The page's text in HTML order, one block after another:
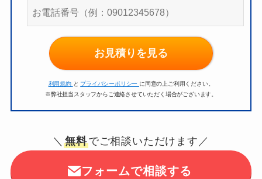
お見積りを見る
利用規約 と プライバシーポリシー に同意の上ご利用ください。
※弊社担当スタッフからご連絡させていただく場合がございます。
＼無料でご相談いただけます／
フォームで相談する